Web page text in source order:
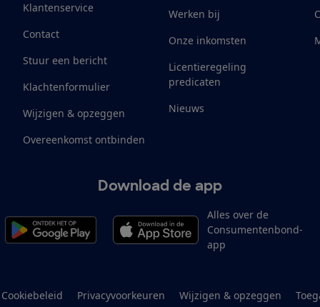
Klantenservice
Contact
Stuur een bericht
Klachtenformulier
Wijzigen & opzeggen
Overeenkomst ontbinden
Werken bij
Onze inkomsten
Licentieregeling
predicaten
Nieuws
Download de app
Alles over de
Consumentenbond-
app
Cookiebeleid Privacyvoorkeuren Wijzigen & opzeggen